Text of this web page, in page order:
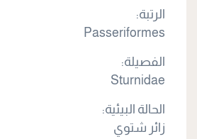
الرتبة:
Passeriformes
الفصيلة:
Sturnidae
الحالة البيئية:
زائر شتوي